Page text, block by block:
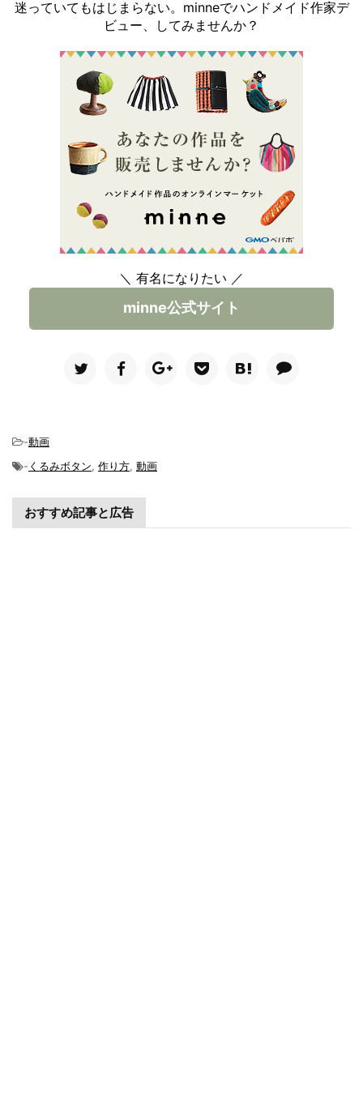
迷っていてもはじまらない。minneでハンドメイド作家デ
ビュー、してみませんか？
＼ 有名になりたい ／
minne公式サイト
-動画
- くるみボタン, 作り方, 動画
おすすめ記事と広告